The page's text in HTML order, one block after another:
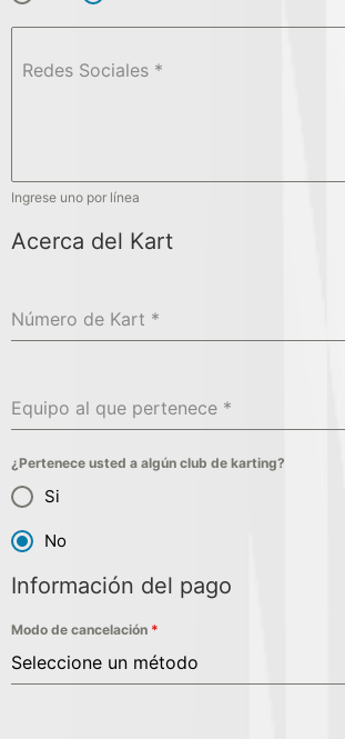
Redes Sociales *
Ingrese uno por línea
Acerca del Kart
Número de Kart *
Equipo al que pertenece *
¿Pertenece usted a algún club de karting?
Si
No
Información del pago
Modo de cancelación *
Seleccione un método